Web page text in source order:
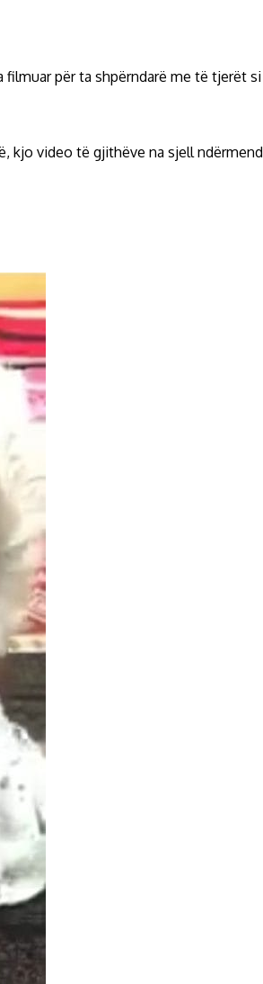
filmuar për ta shpërndarë me të tjerët si
kjo video të gjithëve na sjell ndërmend